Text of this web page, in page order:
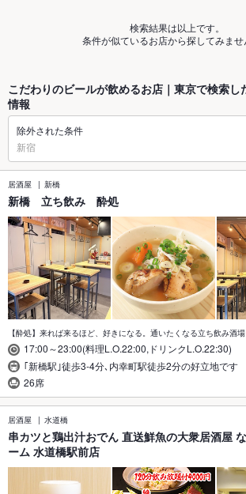
検索結果は以上です。
条件が似ているお店から探してみませ
こだわりのビールが飲めるお店｜東京で検索し
情報
除外された条件
新宿
居酒屋 新橋
新橋 立ち飲み 酔処
【酔処】来れば来るほど、好きになる。通いたくなる立ち飲み酒場
17:00～23:00(料理L.O.22:00,ドリンクL.O.22:30)
｢新橋駅｣徒歩3-4分､内幸町駅徒歩2分の好立地です
26席
居酒屋 水道橋
串カツと鶏出汁おでん 直送鮮魚の大衆居酒屋
ーム 水道橋駅前店